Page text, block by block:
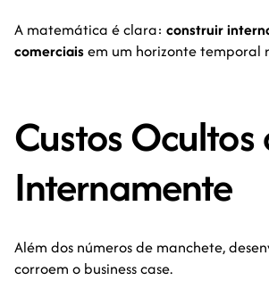
A matemática é clara: construir
comerciaisem um horizonte temporal
Custos
Internamente
Além dos números de manchete,
corroem o business case.